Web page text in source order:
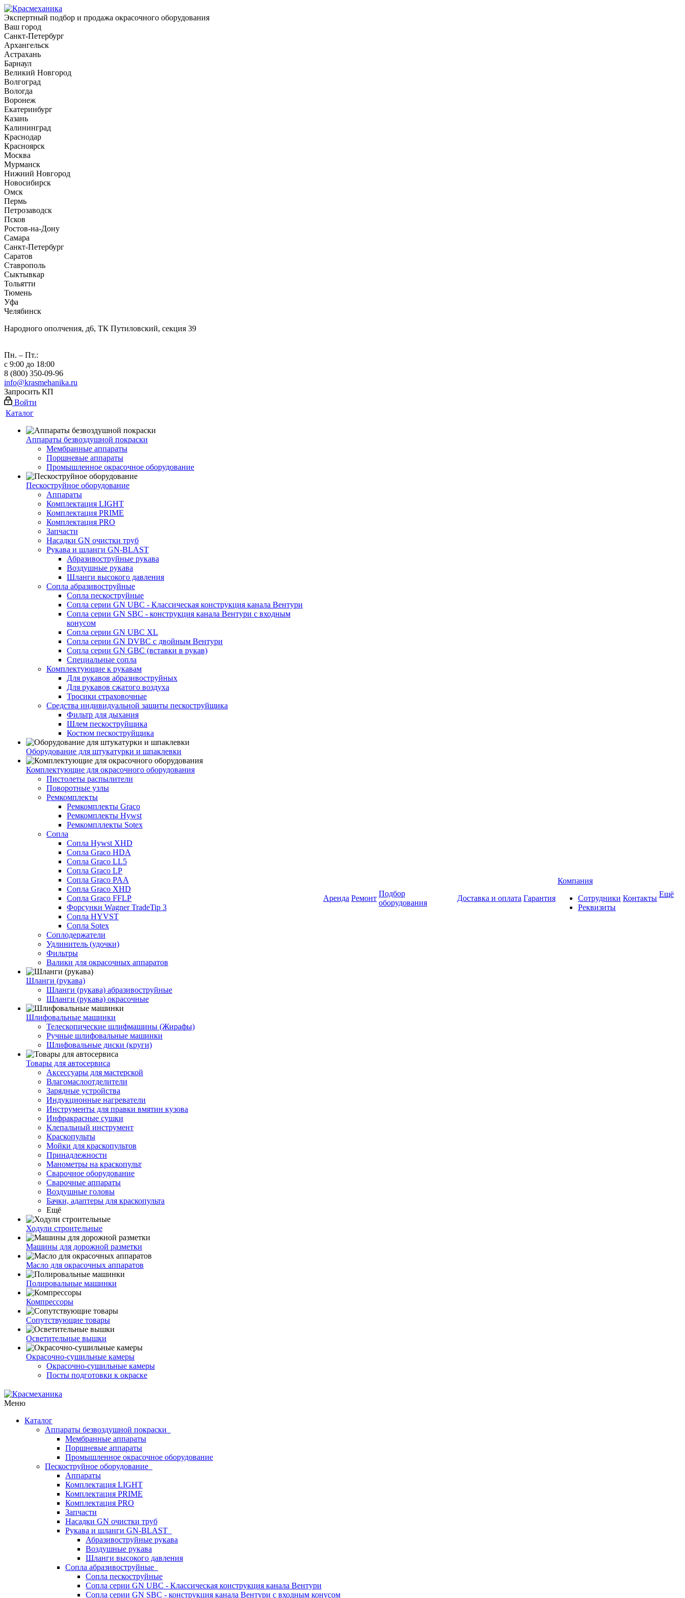
Экспертный подбор и продажа окрасочного оборудования
Ваш город
Санкт-Петербург
Архангельск
Астрахань
Барнаул
Великий Новгород
Волгоград
Вологда
Воронеж
Екатеринбург
Казань
Калининград
Краснодар
Красноярск
Москва
Мурманск
Нижний Новгород
Новосибирск
Омск
Пермь
Петрозаводск
Псков
Ростов-на-Дону
Самара
Санкт-Петербург
Саратов
Ставрополь
Сыктывкар
Тольятти
Тюмень
Уфа
Челябинск
Народного ополчения, д6, ТК Путиловский, секция 39
Пн. – Пт.:
с 9:00 до 18:00
8 (800) 350-09-96
info@krasmehanika.ru
Запросить КП
Войти
Каталог
Аппараты безвоздушной покраски
Мембранные аппараты
Поршневые аппараты
Промышленное окрасочное оборудование
Пескоструйное оборудование
Аппараты
Комплектация LIGHT
Комплектация PRIME
Комплектация PRO
Запчасти
Насадки GN очистки труб
Рукава и шланги GN-BLAST
Абразивоструйные рукава
Воздушные рукава
Шланги высокого давления
Сопла абразивоструйные
Сопла пескоструйные
Сопла серии GN UBC - Классическая конструкция канала Вентури
Сопла серии GN SBC - конструкция канала Вентури c входным
конусом
Сопла серии GN UBC XL
Сопла серии GN DVBC с двойным Вентури
Сопла серии GN GBC (вставки в рукав)
Специальные сопла
Комплектующие к рукавам
Для рукавов абразивоструйных
Для рукавов сжатого воздуха
Тросики страховочные
Средства индивидуальной защиты пескоструйщика
Фильтр для дыхания
Шлем пескоструйщика
Костюм пескоструйщика
Оборудование для штукатурки и шпаклевки
Комплектующие для окрасочного оборудования
Пистолеты распылители
Поворотные узлы
Ремкомплекты
Ремкомплекты Graco
Ремкомплекты Hywst
Ремкомпллекты Sotex
Сопла
Сопла Hywst XHD
Сопла Graco HDA
Сопла Graco LL5
Сопла Graco LP
Сопла Graco PAA
Сопла Graco XHD
Сопла Graco FFLP
Форсунки Wagner TradeTip 3
Сопла HYVST
Сопла Sotex
Соплодержатели
Удлинитель (удочки)
Фильтры
Валики для окрасочных аппаратов
Шланги (рукава)
Шланги (рукава) абразивоструйные
Шланги (рукава) окрасочные
Шлифовальные машинки
Телескопические шлифмашины (Жирафы)
Ручные шлифовальные машинки
Шлифовальные диски (круги)
Товары для автосервиса
Аксессуары для мастерской
Влагомаслоотделители
Зарядные устройства
Индукционные нагреватели
Инструменты для правки вмятин кузова
Инфракрасные сушки
Клепальный инструмент
Краскопульты
Мойки для краскопультов
Принадлежности
Манометры на краскопульт
Сварочное оборудование
Сварочные аппараты
Воздушные головы
Бачки, адаптеры для краскопульта
Ещё
Ходули строительные
Машины для дорожной разметки
Масло для окрасочных аппаратов
Полировальные машинки
Компрессоры
Сопутствующие товары
Осветительные вышки
Окрасочно-сушильные камеры
Окрасочно-сушильные камеры
Посты подготовки к окраске
Аренда Ремонт
Подбор
оборудования
Доставка и оплата Гарантия
Компания
Сотрудники
Реквизиты
Контакты Ещё
Меню
Каталог
Аппараты безвоздушной покраски
Мембранные аппараты
Поршневые аппараты
Промышленное окрасочное оборудование
Пескоструйное оборудование
Аппараты
Комплектация LIGHT
Комплектация PRIME
Комплектация PRO
Запчасти
Насадки GN очистки труб
Рукава и шланги GN-BLAST
Абразивоструйные рукава
Воздушные рукава
Шланги высокого давления
Сопла абразивоструйные
Сопла пескоструйные
Сопла серии GN UBC - Классическая конструкция канала Вентури
Сопла серии GN SBC - конструкция канала Вентури c входным конусом